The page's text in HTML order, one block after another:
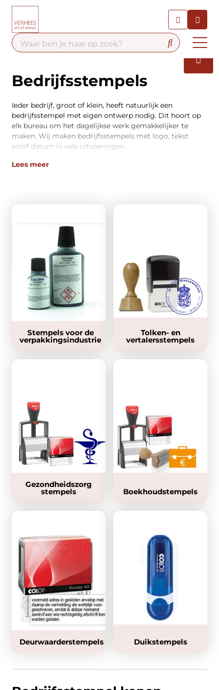
voor hulp
Contact
Bedrijfsstempels
Ieder bedrijf, groot of klein, heeft natuurlijk een
bedrijfsstempel met eigen ontwerp nodig. Dit hoort op
elk bureau om het dagelijkse werk gemakkelijker te
maken. Wij maken bedrijfsstempels met logo, tekst
en/of datum in vele uitvoeringen.
Lees meer
Stempels voor de
verpakkingsindustrie
Tolken- en
vertalersstempels
Gezondheidszorg
stempels Boekhoudstempels
Deurwaarderstempels Duikstempels